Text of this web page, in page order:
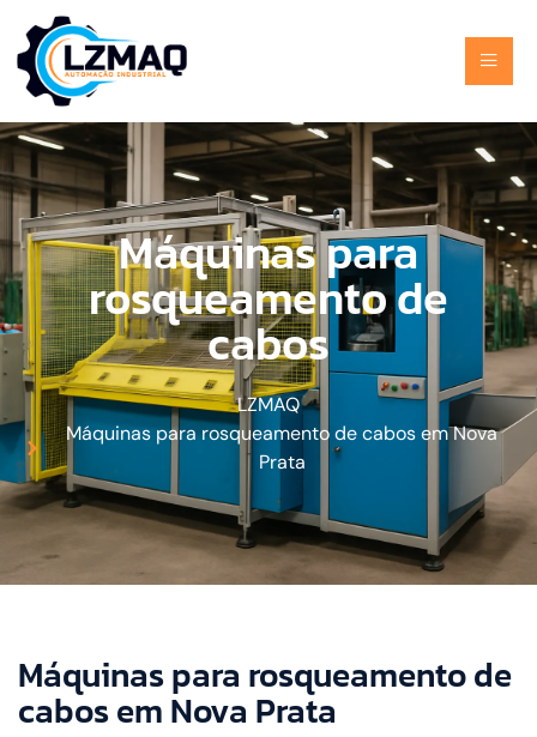
Máquinas para
rosqueamento de
cabos
LZMAQ
Máquinas para rosqueamento de cabos em Nova
Prata
Máquinas para rosqueamento de
cabos em Nova Prata